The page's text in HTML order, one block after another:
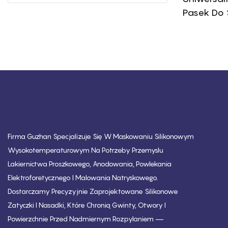
Pasek
Firma Guzhan Specjalizuje Się W Maskowaniu Silikonowym
Wysokotemperaturowym Na Potrzeby Przemysłu
Lakiernictwa Proszkowego, Anodowania, Powlekania
Elektroforetycznego I Malowania Natryskowego.
Dostarczamy Precyzyjnie Zaprojektowane Silikonowe
Zatyczki I Nasadki, Które Chronią Gwinty, Otwory I
Powierzchnie Przed Nadmiernym Rozpylaniem —